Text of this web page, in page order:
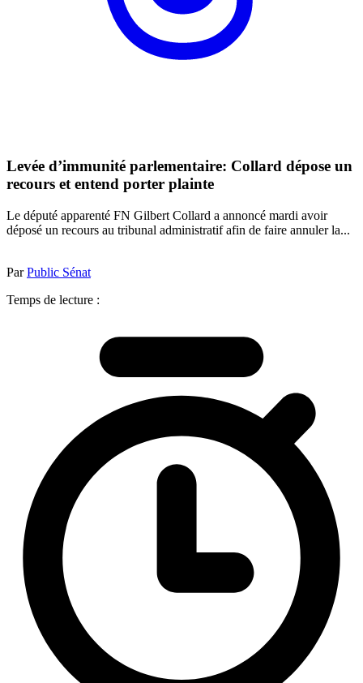
Levée d’immunité parlementaire: Collard dépose un
recours et entend porter plainte
Le député apparenté FN Gilbert Collard a annoncé mardi avoir
déposé un recours au tribunal administratif afin de faire annuler la...
ParPublic Sénat
Temps de lecture :